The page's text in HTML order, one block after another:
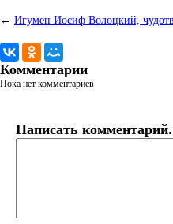
← Игумен Иосиф Волоцкий,
Комментарии
Пока нет комментариев
Написать комментарий.